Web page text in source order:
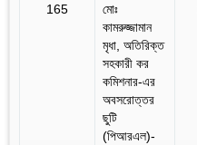
165
মোঃ
কামরুজ্জামান
মৃধা, অতিরিক্ত
সহকারী কর
কমিশনার-এর
অবসরোত্তর
ছুটি
(পিআরএল)-